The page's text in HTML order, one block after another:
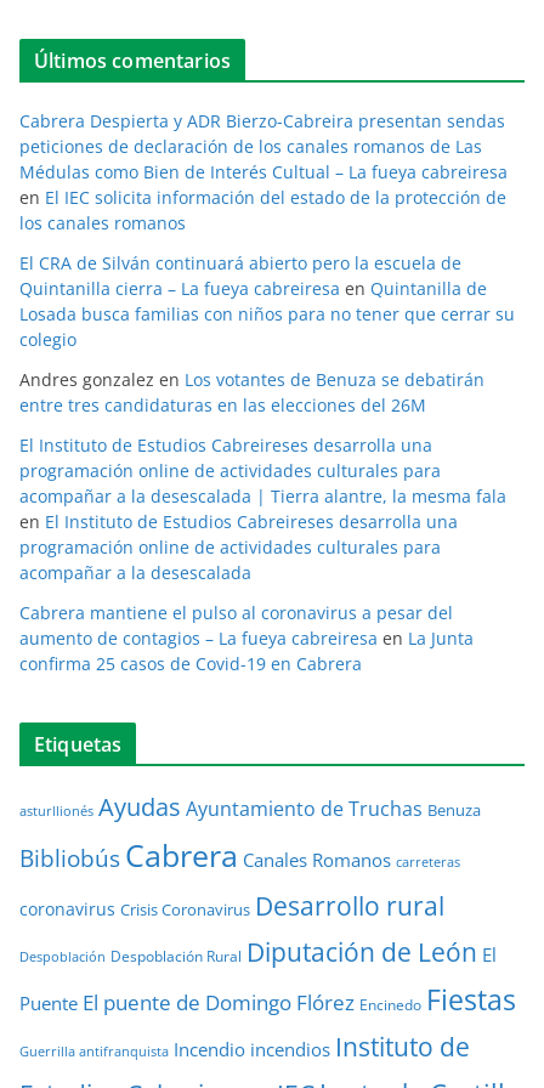
Últimos comentarios
Cabrera Despierta y ADR Bierzo-Cabreira presentan sendas
peticiones de declaración de los canales romanos de Las
Médulas como Bien de Interés Cultual – La fueya cabreiresa
en El IEC solicita información del estado de la protección de
los canales romanos
El CRA de Silván continuará abierto pero la escuela de
Quintanilla cierra – La fueya cabreiresa en Quintanilla de
Losada busca familias con niños para no tener que cerrar su
colegio
Andres gonzalez en Los votantes de Benuza se debatirán
entre tres candidaturas en las elecciones del 26M
El Instituto de Estudios Cabreireses desarrolla una
programación online de actividades culturales para
acompañar a la desescalada | Tierra alantre, la mesma fala
en El Instituto de Estudios Cabreireses desarrolla una
programación online de actividades culturales para
acompañar a la desescalada
Cabrera mantiene el pulso al coronavirus a pesar del
aumento de contagios – La fueya cabreiresa en La Junta
confirma 25 casos de Covid-19 en Cabrera
Etiquetas
asturllionés Ayudas Ayuntamiento de Truchas Benuza
BibliobúsCabrera Canales Romanos carreteras
coronavirus Crisis Coronavirus Desarrollo rural
Despoblación Despoblación Rural Diputación de León El
Puente El puente de Domingo Flórez Encinedo Fiestas
Guerrilla antifranquista Incendio incendios Instituto de